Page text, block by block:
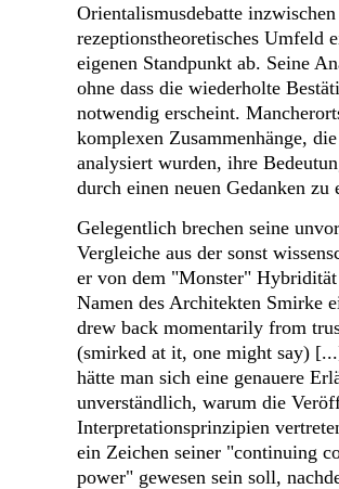
Orientalismusdebatte
rezeptionstheoretisches Umfeld
eigenen Standpunkt ab. Seine
ohne dass die wiederholte
notwendig erscheint.
komplexen Zusammenhänge,
analysiert wurden, ihre
durch einen neuen Gedanken zu
Gelegentlich brechen seine
Vergleiche aus der sonst
er von dem "Monster"
Namen des Architekten Smirke
drew back momentarily from
(smirked at it, one might say)
hätte man sich eine genauere
unverständlich, warum die
Interpretationsprinzipien
ein Zeichen seiner "continuing
power" gewesen sein soll,